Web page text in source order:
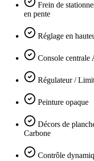
Frein de
en pente
Réglage en
Console centrale
Régulateur /
Peinture opaque
Décors de
Carbone
Contrôle